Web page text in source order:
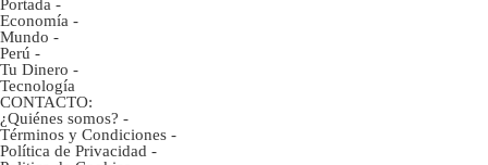
Portada -
Economía -
Mundo -
Perú -
Tu Dinero -
Tecnología
CONTACTO:
¿Quiénes somos? -
Términos y Condiciones -
Política de Privacidad -